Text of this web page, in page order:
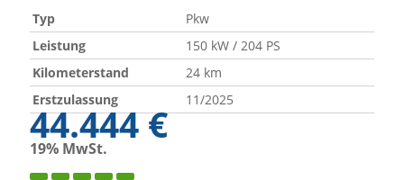
Typ
Pkw
Leistung
150 kW / 204 PS
Kilometerstand
24 km
Erstzulassung
11/2025
44.444 €
19% MwSt.